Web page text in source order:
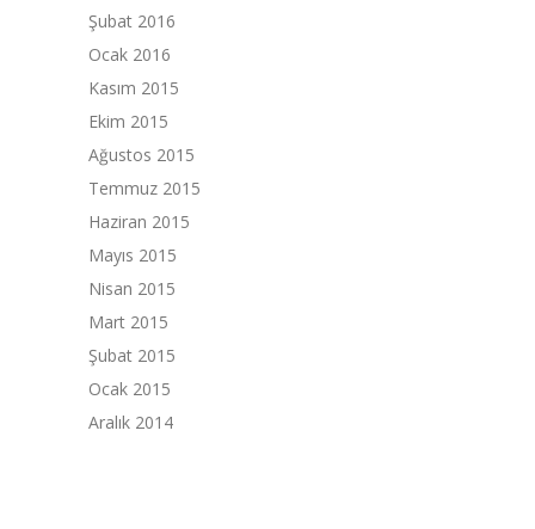
Şubat 2016
Ocak 2016
Kasım 2015
Ekim 2015
Ağustos 2015
Temmuz 2015
Haziran 2015
Mayıs 2015
Nisan 2015
Mart 2015
Şubat 2015
Ocak 2015
Aralık 2014